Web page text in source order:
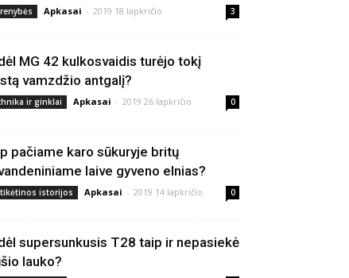
Apkasai - 2019 18 lapkričio 3
MG 42 kulkosvaidis turėjo tokį
vamzdžio antgalį?
ir ginklai Apkasai - 2019 26 lapkričio 0
pačiame karo sūkuryje britų
laive gyveno elnias?
istorijos Apkasai - 2019 14 lapkričio 0
supersunkusis T28 taip ir nepasiekė
lauko?